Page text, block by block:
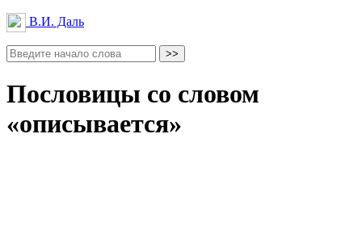
В.И. Даль
Пословицы со словом
«описывается»